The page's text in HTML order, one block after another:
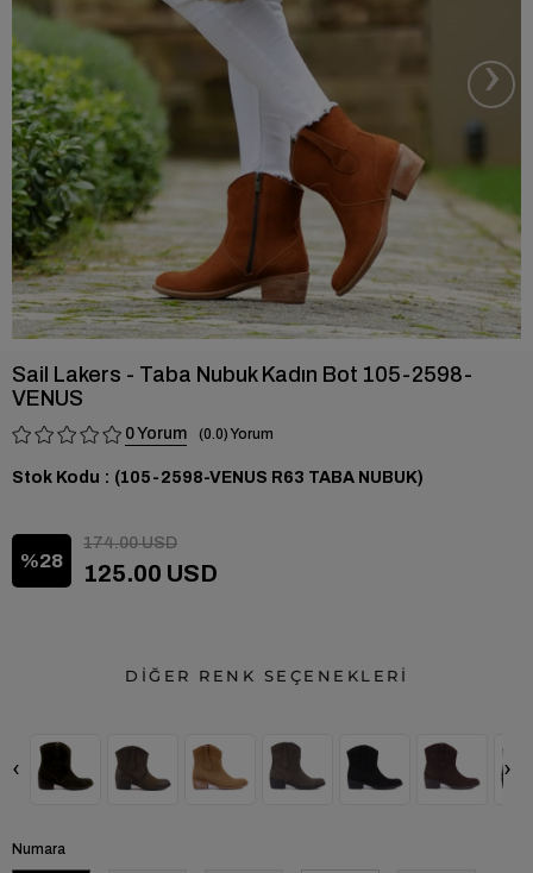
›
Sail Lakers - Taba Nubuk Kadın Bot 105-2598-
VENUS
0 0.0
Stok Kodu (105-2598-VENUS R63 TABA NUBUK)
28
174.00 USD
125.00 USD
DİĞER RENK SEÇENEKLERİ
‹ ›
Numara